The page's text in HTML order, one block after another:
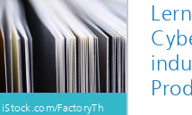
FactoryTh